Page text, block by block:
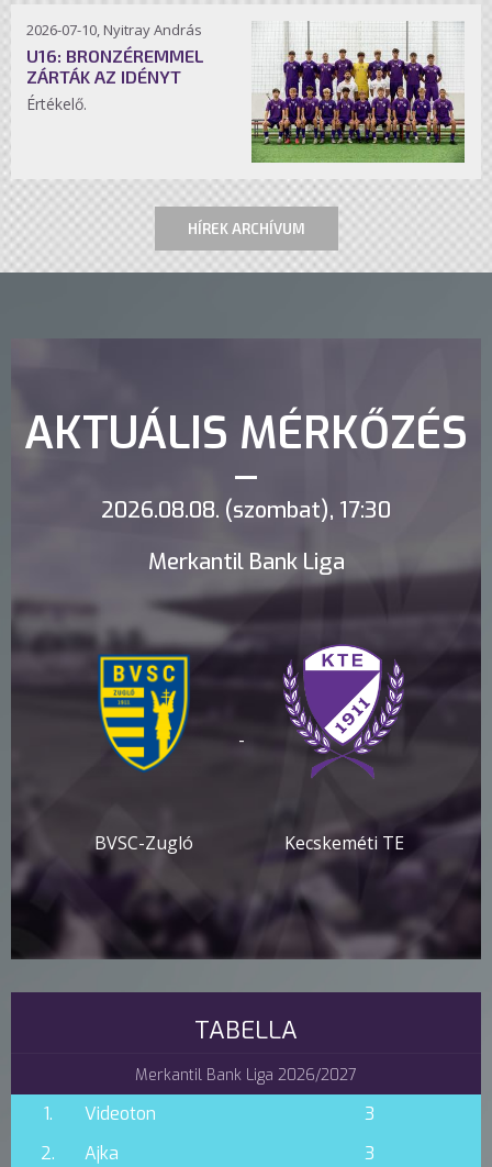
2026-07-10, Nyitray András
U16: BRONZÉREMMEL
ZÁRTÁK AZ IDÉNYT
Értékelő.
HÍREK ARCHÍVUM
AKTUÁLIS MÉRKŐZÉS
2026.08.08. (szombat), 17:30
Merkantil Bank Liga
BVSC-Zugló
-
Kecskeméti TE
TABELLA
Merkantil Bank Liga 2026/2027
1. Videoton
3
2.
Ajka
3